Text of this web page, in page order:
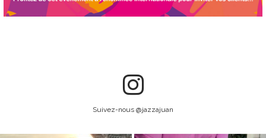
Suivez-nous @jazzajuan